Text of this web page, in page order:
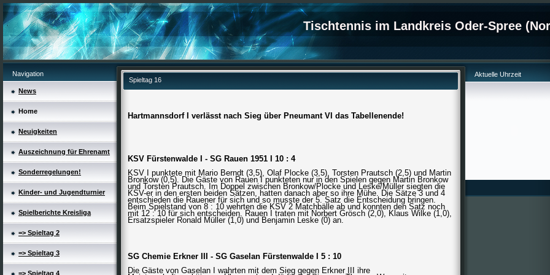
Tischtennis im Landkreis Oder-Spree
Navigation
News
Home
Neuigkeiten
Auszeichnung für Ehrenamt
Sonderregelungen!
Kinder- und Jugendturnier
Spielberichte Kreisliga
=> Spieltag 2
=> Spieltag 3
=> Spieltag 4
Spieltag 16
Hartmannsdorf I verlässt nach Sieg über Pneumant VI das Tabellenende!
KSV Fürstenwalde I - SG Rauen 1951 I 10 : 4
KSV I punktete mit Mario Berndt (3,5), Olaf Plocke (3,5), Torsten Prautsch (2,5) und Martin
Bronkow (0,5). Die Gäste von Rauen I punkteten nur in den Spielen gegen Martin Bronkow
und Torsten Prautsch. Im Doppel zwischen Bronkow/Plocke und Leske/Müller siegten die
KSV-er in den ersten beiden Sätzen, hatten danach aber so ihre Mühe. Die Sätze 3 und 4
entschieden die Rauener für sich und so musste der 5. Satz die Entscheidung bringen.
Beim Spielstand von 8 : 10 wehrten die KSV 2 Matchbälle ab und konnten den Satz noch
mit 12 : 10 für sich entscheiden. Rauen I traten mit Norbert Grösch (2,0), Klaus Wilke (1,0),
Ersatzspieler Ronald Müller (1,0) und Benjamin Leske (0) an.
SG Chemie Erkner III - SG Gaselan Fürstenwalde I 5 : 10
Die Gäste von Gaselan I wahrten mit dem Sieg gegen Erkner III ihre
Aktuelle Uhrzeit